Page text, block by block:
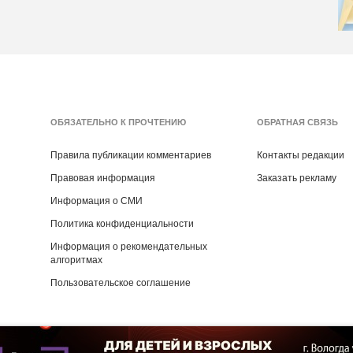
ОБЯЗАТЕЛЬНО К ПРОЧТЕНИЮ
Правила публикации комментариев
Правовая информация
Информация о СМИ
Политика конфиденциальности
Информация о рекомендательных
алгоритмах
Пользовательское соглашение
ОБРАТНАЯ СВЯЗЬ
Контакты редакции
Заказать рекламу